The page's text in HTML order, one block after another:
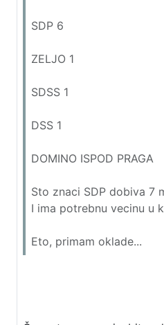
SDP 6
ZELJO 1
SDSS 1
DSS 1
DOMINO ISPOD PRAGA
Sto znaci SDP dobiva 7
I ima potrebnu vecinu u
Eto, primam oklade...